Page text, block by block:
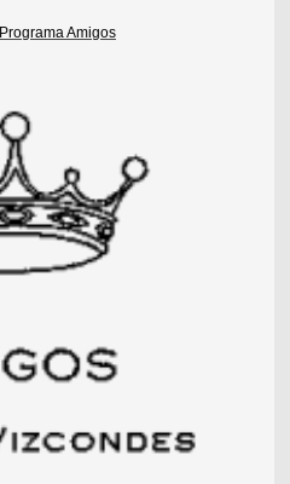
Programa Amigos